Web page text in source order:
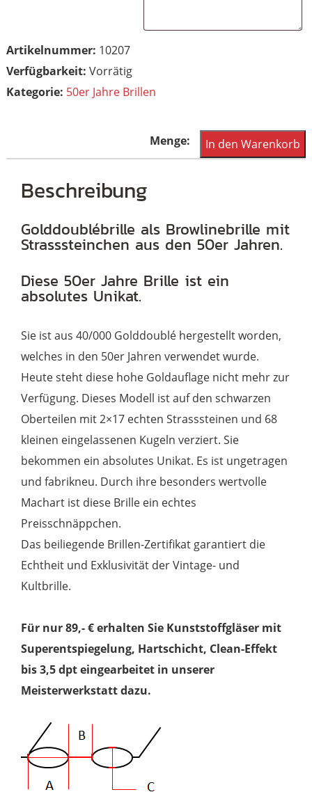
Artikelnummer: 10207
Vorrätig
Kategorie: 50er Jahre Brillen
50er
Jahre
Strassbrille
Menge
In den Warenkorb
Beschreibung
Golddoublébrille als Browlinebrille mit
Strasssteinchen aus den 50er Jahren.
Diese 50er Jahre Brille ist ein
absolutes Unikat.
Sie ist aus 40/000 Golddoublé hergestellt worden,
welches in den 50er Jahren verwendet wurde.
Heute steht diese hohe Goldauflage nicht mehr zur
Verfügung. Dieses Modell ist auf den schwarzen
Oberteilen mit 2×17 echten Strasssteinen und 68
kleinen eingelassenen Kugeln verziert. Sie
bekommen ein absolutes Unikat. Es ist ungetragen
und fabrikneu. Durch ihre besonders wertvolle
Machart ist diese Brille ein echtes
Preisschnäppchen.
Das beiliegende Brillen-Zertifikat garantiert die
Echtheit und Exklusivität der Vintage- und
Kultbrille.
Für nur 89,- € erhalten Sie Kunststoffgläser mit
Superentspiegelung, Hartschicht, Clean-Effekt
bis 3,5 dpt eingearbeitet in unserer
Meisterwerkstatt dazu.